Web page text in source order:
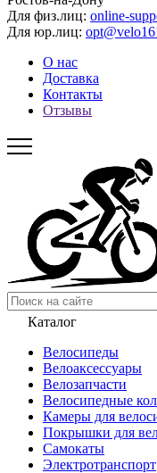
Для физ.лиц: online-
Для юр.лиц:
О нас
Доставка
Контакты
Отзывы
Каталог
Велосипеды
Велоаксессуары
Велозапчасти
Велосипедные
Камеры для
Покрышки для
Самокаты
Электротранспорт